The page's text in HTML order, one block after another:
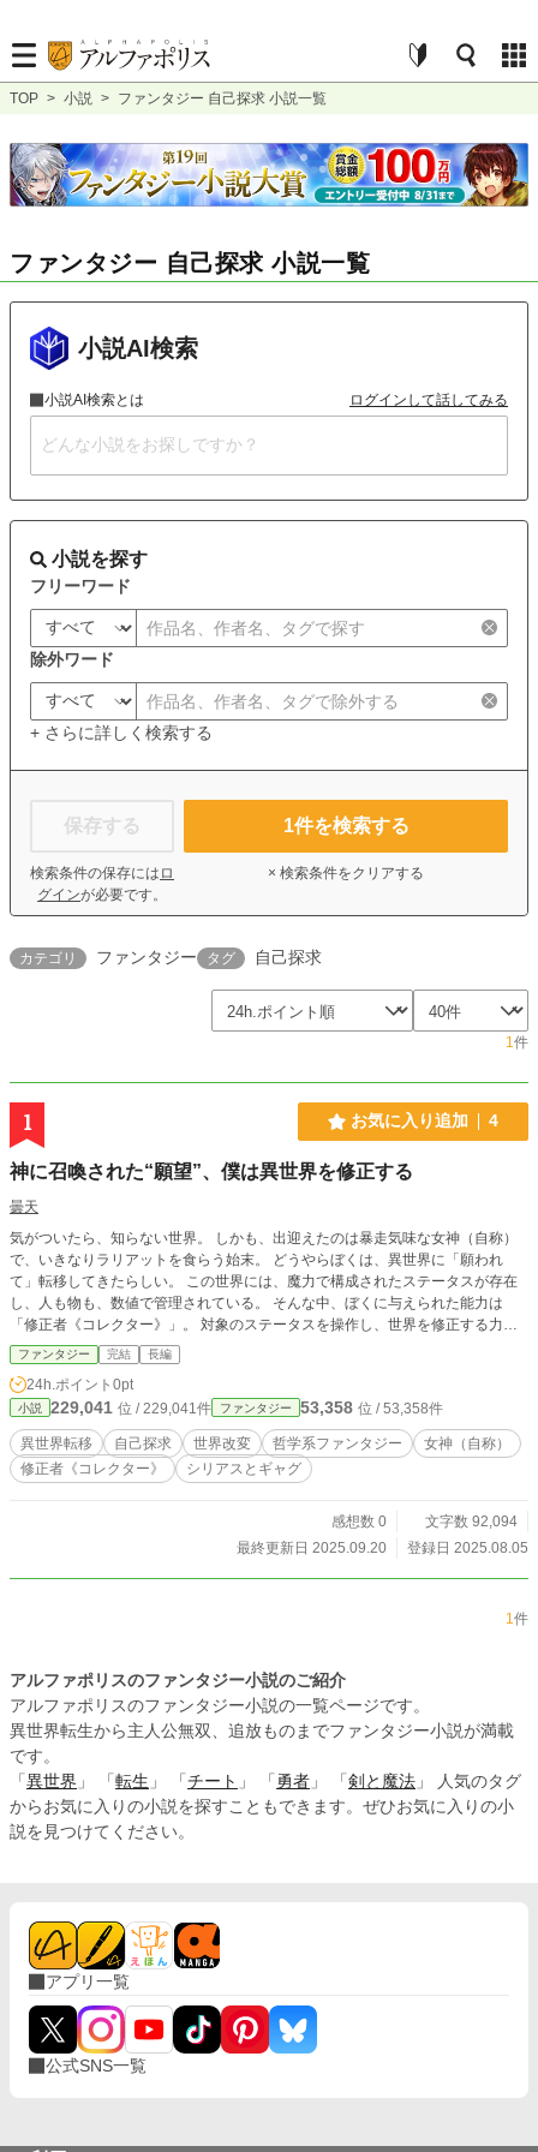
TOP > 小説 > ファンタジー 自己探求 小説一覧
ファンタジー 自己探求 小説一覧
小説AI検索
小説AI検索とは ログインして話してみる
小説を探す
フリーワード
除外ワード
+ さらに詳しく検索する
保存する
検索条件の保存には ロ
グインが必要です。
1件を検索する
× 検索条件をクリアする
カテゴリ ファンタジー タグ 自己探求
1件
1 お気に入り追加 4
神に召喚された“願望”、僕は異世界を修正する
曇天
気がついたら、知らない世界。 しかも、出迎えたのは暴走気味な女神（自称）
で、いきなりラリアットを食らう始末。 どうやらぼくは、異世界に「願われ
て」転移してきたらしい。 この世界には、魔力で構成されたステータスが存在
し、人も物も、数値で管理されている。 そんな中、ぼくに与えられた能力は
「修正者《コレクター》」。 対象のステータスを操作し、世界を修正する力だ
った。 世界に現れ始めた「アンノーン」と呼ばれる異形の存在に立ち向かう。
それは、願いの力が暴走した“誰かの心”の成れの果てだった。 ぼくは誰でもな
い。 でも、誰かがぼくを望んだなら――この世界で、ぼくの居場所を見つけて
みたい。 笑って、泣いて、戦って。 これは、存在の意味を探す異世界ファンタ
ジー。
ファンタジー 完結 長編
24h.ポイント 0pt
小説 229,041 位 / 229,041件 ファンタジー 53,358 位 / 53,358件
異世界転移 自己探求 世界改変 哲学系ファンタジー
女神（自称）
修正者《コレクター》
シリアスとギャグ
感想数 0
文字数 92,094
最終更新日 2025.09.20
登録日 2025.08.05
1件
アルファポリスのファンタジー小説のご紹介
アルファポリスのファンタジー小説の一覧ページです。
異世界転生から主人公無双、追放ものまでファンタジー小説が満載
です。
「 異世界 」 「 転生 」 「 チート 」 「 勇者 」 「 剣と魔法 」 人気のタグ
からお気に入りの小説を探すこともできます。ぜひお気に入りの小
説を見つけてください。
アプリ一覧
公式SNS一覧